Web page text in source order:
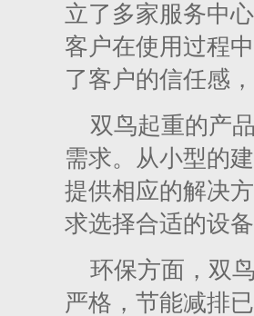
立了多家服务中
客户在使用过程
了客户的信任感
双鸟起重的产
需求。从小型的
提供相应的解决
求选择合适的设
环保方面，双
严格，节能减排